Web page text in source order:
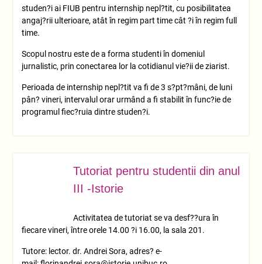
studen?i ai FIUB pentru internship nepl?tit, cu posibilitatea
angaj?rii ulterioare, atât în regim part time cât ?i în regim full
time.
Scopul nostru este de a forma studenti în domeniul
jurnalistic, prin conectarea lor la cotidianul vie?ii de ziarist.
Perioada de internship nepl?tit va fi de 3 s?pt?mâni, de luni
pân? vineri, intervalul orar urmând a fi stabilit în func?ie de
programul fiec?ruia dintre studen?i.
Tutoriat pentru studentii din anul
III -Istorie
Activitatea de tutoriat se va desf??ura în
fiecare vineri, între orele 14.00 ?i 16.00, la sala 201.
Tutore: lector. dr. Andrei Sora, adres? e-